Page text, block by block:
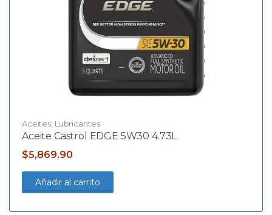
Aceites Lubricantes
Aceite Castrol EDGE 5W30 4.73L
$5,869.90
Añadir al carrito